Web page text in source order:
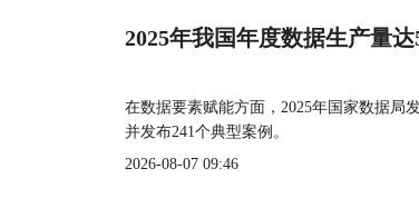
2025年我国年度数据生产量达
在数据要素赋能方面，2025年国家数据局
并发布241个典型案例。
2026-08-07 09:46